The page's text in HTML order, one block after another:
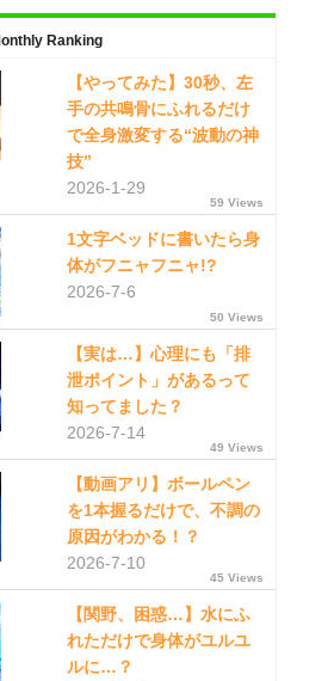
Ranking
【やってみた】30秒、左
手の共鳴骨にふれるだけ
で全身激変する“波動の神
技”
2026-1-29
59 Views
1文字ベッドに書いたら身
体がフニャフニャ!?
2026-7-6
50 Views
【実は…】心理にも「排
泄ポイント」があるって
知ってました？
2026-7-14
49 Views
【動画アリ】ボールペン
を1本握るだけで、不調の
原因がわかる！？
2026-7-10
45 Views
【関野、困惑…】水にふ
れただけで身体がユルユ
ルに…？